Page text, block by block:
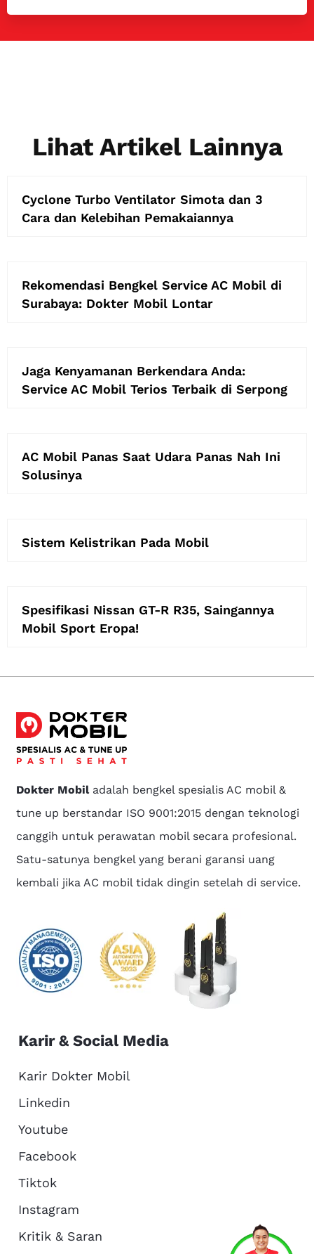
Lihat Artikel Lainnya
Cyclone Turbo Ventilator Simota dan 3
Cara dan Kelebihan Pemakaiannya
Rekomendasi Bengkel Service AC Mobil di
Surabaya: Dokter Mobil Lontar
Jaga Kenyamanan Berkendara Anda:
Service AC Mobil Terios Terbaik di Serpong
AC Mobil Panas Saat Udara Panas Nah Ini
Solusinya
Sistem Kelistrikan Pada Mobil
Spesifikasi Nissan GT-R R35, Saingannya
Mobil Sport Eropa!
Dokter Mobiladalah bengkel spesialis AC mobil &
tune up berstandar ISO 9001:2015 dengan teknologi
canggih untuk perawatan mobil secara profesional.
Satu-satunya bengkel yang berani garansi uang
kembali jika AC mobil tidak dingin setelah di service.
Karir & Social Media
Karir Dokter Mobil
Linkedin
Youtube
Facebook
Tiktok
Instagram
Kritik & Saran